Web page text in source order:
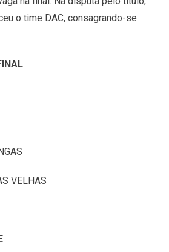
o time DAC, consagrando-se
VELHAS